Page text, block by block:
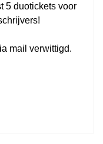
5 duotickets voor
mail verwittigd.